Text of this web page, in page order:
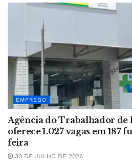
EMPREGO
Agência do Trabalhador de
oferece 1.027 vagas em 187
feira
30 DE JULHO DE 2026